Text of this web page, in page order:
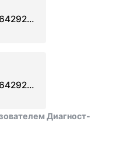
ACDelco_E83_only_maps_12642924_12654173_25190727_25190725_25190729_25190723_25190721_ori.rar
ACDelco_E83_only_maps_12642924_12654173_25190728_25190726_25190730_25190724_25190722.rar
Диагност-